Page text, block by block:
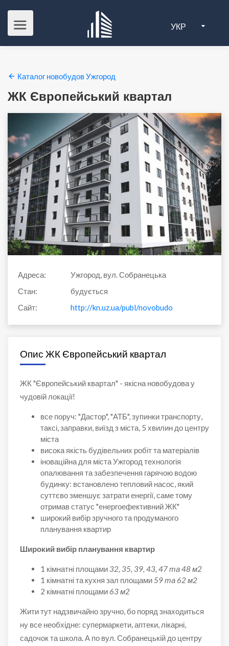
УКР
Каталог новобудов Ужгород
ЖК Європейський квартал
Адреса:
Ужгород, вул. Собранецька
Стан:
будується
Сайт:
http://kn.uz.ua/publ/novobudovi_uzhgorod/
Опис ЖК Європейський квартал
ЖК "Європейський квартал" - якісна новобудова у
чудовій локації!
все поруч: "Дастор", "АТБ", зупинки транспорту,
таксі, заправки, виїзд з міста, 5 хвилин до центру
міста
висока якість будівельних робіт та матеріалів
іноваційна для міста Ужгород технологія
опалювання та забезпечення гарячою водою
будинку: встановлено тепловий насос, який
суттєво зменшує затрати енергії, саме тому
отримав статус "енергоефективний ЖК"
широкий вибір зручного та продуманого
планування квартир
Широкий вибір планування квартир
1 кімнатні площами 32, 35, 39, 43, 47 та 48 м2
1 кімнатні та кухня зал площами59 та 62 м2
2 кімнатні площами63 м2
Жити тут надзвичайно зручно, бо поряд знаходиться
ну все необхідне: супермаркети, аптеки, лікарні,
садочок та школа. А по вул. Собранецькій до центру